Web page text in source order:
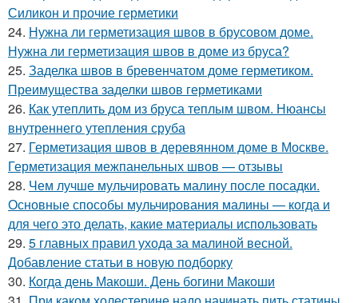
Силикон и прочие герметики
24. Нужна ли герметизация швов в брусовом доме.
Нужна ли герметизация швов в доме из бруса?
25. Заделка швов в бревенчатом доме герметиком.
Преимущества заделки швов герметиками
26. Как утеплить дом из бруса теплым швом. Нюансы
внутреннего утепления сруба
27. Герметизация швов в деревянном доме в Москве.
Герметизация межпанельных швов — отзывы
28. Чем лучше мульчировать малину после посадки.
Основные способы мульчирования малины — когда и
для чего это делать, какие материалы использовать
29. 5 главных правил ухода за малиной весной.
Добавление статьи в новую подборку
30. Когда день Макоши. День богини Макоши